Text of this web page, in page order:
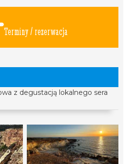
Terminy / rezerwacja
z degustacją lokalnego sera